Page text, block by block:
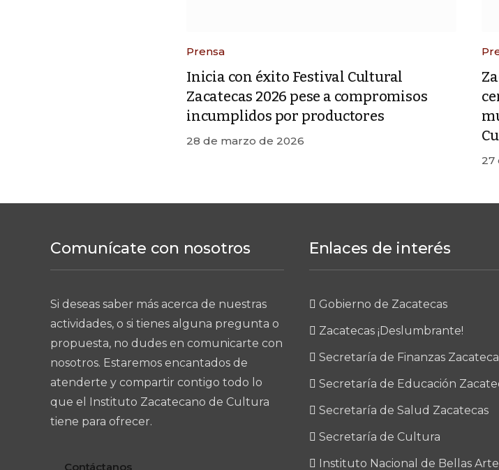
Prensa
Inicia con éxito Festival Cultural
Zacatecas 2026 pese a compromisos
incumplidos por productores
28 de marzo de 2026
27
Comunícate con nosotros
Si deseas saber más acerca de nuestras
actividades, o si tienes alguna pregunta o
propuesta, no dudes en comunicarte con
nosotros. Estaremos encantados de
atenderte y compartir contigo todo lo
que el Instituto Zacatecano de Cultura
tiene para ofrecer.
Contáctanos
Enlaces de interés
Gobierno de Zacatecas
Zacatecas ¡Deslumbrante!
Secretaría de Finanzas
Secretaría de Educación
Secretaría de Salud Zacatecas
Secretaría de Cultura
Instituto Nacional de Bellas